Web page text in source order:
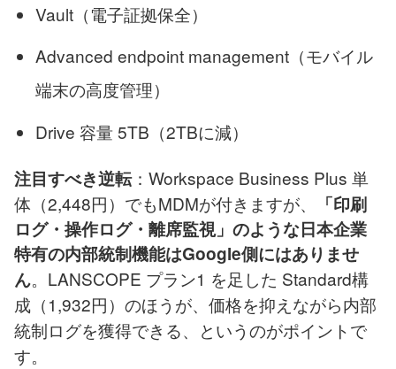
Vault（電子証拠保全）
Advanced endpoint management（モバイル
端末の高度管理）
Drive 容量 5TB（2TBに減）
注目すべき逆転：Workspace Business Plus 単
体（2,448円）でもMDMが付きますが、
「印刷
ログ・操作ログ・離席監視」のような日本企業
特有の内部統制機能はGoogle側にはありませ
ん。LANSCOPE プラン1 を足した Standard構
成（1,932円）のほうが、価格を抑えながら内部
統制ログを獲得できる、というのがポイントで
す。